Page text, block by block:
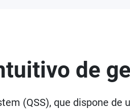
de
(QSS), que dispone